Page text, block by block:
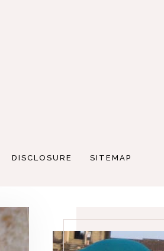
DISCLOSURE SITEMAP